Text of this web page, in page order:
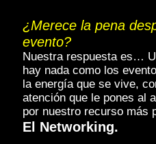
¿Merece la pena
evento?
Nuestra respuesta es…
hay nada como los
la energía que se vive,
atención que le pones al
por nuestro recurso más
El Networking.